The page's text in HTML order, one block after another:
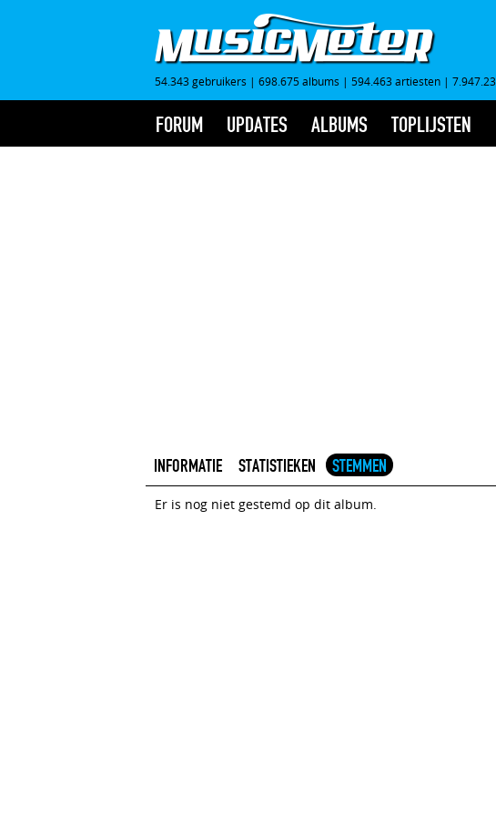
54.343 gebruikers | 698.675 albums | 594.463 artiesten |
FORUM UPDATES ALBUMS TOPLIJSTEN
INFORMATIE STATISTIEKEN STEMMEN
Er is nog niet gestemd op dit album.